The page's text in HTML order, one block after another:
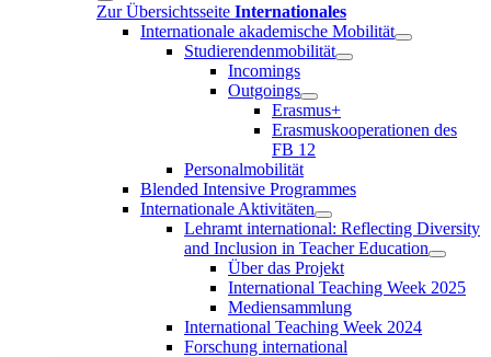
Zur Übersichtsseite Internationales
Internationale akademische Mobilität
Studierendenmobilität
Incomings
Outgoings
Erasmus+
Erasmuskooperationen des
FB 12
Personalmobilität
Blended Intensive Programmes
Internationale Aktivitäten
Lehramt international: Reflecting Diversity
and Inclusion in Teacher Education
Über das Projekt
International Teaching Week 2025
Mediensammlung
International Teaching Week 2024
Forschung international